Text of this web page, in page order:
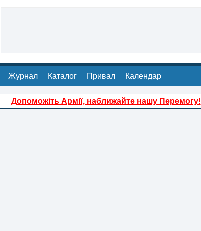
Журнал Каталог Привал Календар
Допоможіть Армії, наближайте нашу Перемогу!